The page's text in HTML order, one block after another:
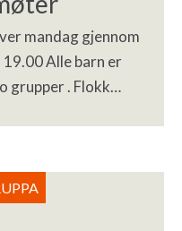
mandag gjennom
Alle barn er
grupper . Flokk…